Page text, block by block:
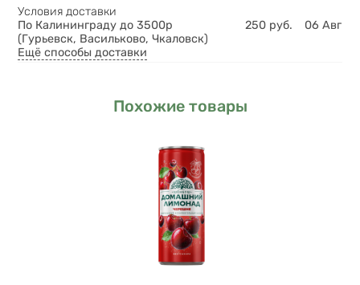
Условия доставки
По Калининграду до 3500р
(Гурьевск, Васильково, Чкаловск)
250 руб.
06 Авг
Ещё способы доставки
Похожие товары